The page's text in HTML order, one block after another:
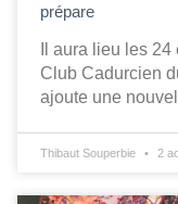
prépare
Il aura lieu les
Club Cadurcien
ajoute une
Thibaut Souperbie 2